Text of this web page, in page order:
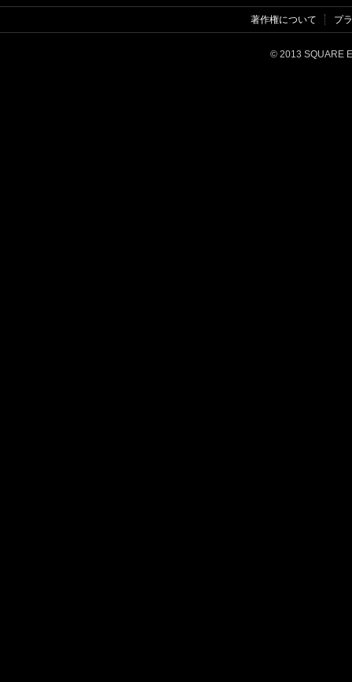
著作権について プ
© 2013 SQUARE